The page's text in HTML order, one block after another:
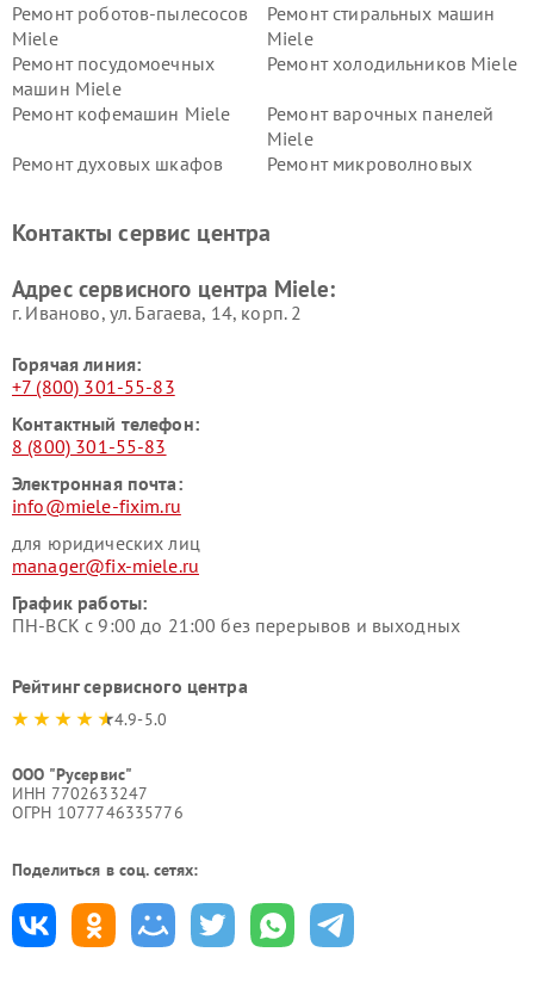
Ремонт роботов-пылесосов
Miele
Ремонт стиральных машин
Miele
Ремонт посудомоечных
машин Miele
Ремонт холодильников Miele
Ремонт кофемашин Miele
Ремонт варочных панелей
Miele
Ремонт духовых шкафов
Ремонт микроволновых
Miele
Miele
пылесосов Miele
Контакты сервис центра
Адрес сервисного центра Miele:
г. Иваново, ул. Багаева, 14, корп. 2
Горячая линия:
+7 (800) 301-55-83
Контактный телефон:
8 (800) 301-55-83
Электронная почта:
info@miele-fixim.ru
для юридических лиц
manager@fix-miele.ru
График работы:
ПН-ВСК с 9:00 до 21:00 без перерывов и выходных
Рейтинг сервисного центра
4.9-5.0
ООО "Русервис"
ИНН 7702633247
ОГРН 1077746335776
Поделиться в соц. сетях: